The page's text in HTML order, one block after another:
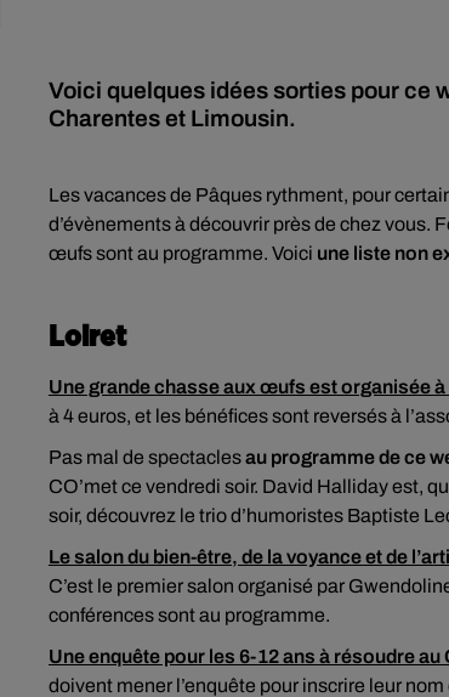
Voici quelques idées sorties pour ce
Charentes et Limousin.
Les vacances de Pâques rythment, pour
d’évènements à découvrir près de chez vous.
œufs sont au programme. Voici une liste non
Loiret
Une grande chasse aux œufs est organisée à
à 4 euros, et les bénéfices sont reversés à
Pas mal de spectaclesau programme de ce
CO’met ce vendredi soir. David Halliday est,
soir, découvrez le trio d’humoristes Baptiste
Le salon du bien-être, de la voyance et de
C’est le premier salon organisé par
conférences sont au programme.
Une enquête pour les 6-12 ans à résoudre
doivent mener l’enquête pour inscrire leur